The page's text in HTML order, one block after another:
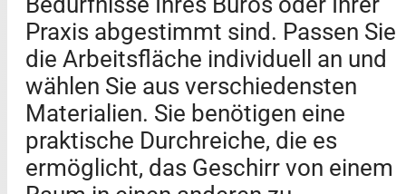
Praxis abgestimmt sind. Passen Sie
die Arbeitsfläche individuell an und
wählen Sie aus verschiedensten
Materialien. Sie benötigen eine
praktische Durchreiche, die es
ermöglicht, das Geschirr von einem